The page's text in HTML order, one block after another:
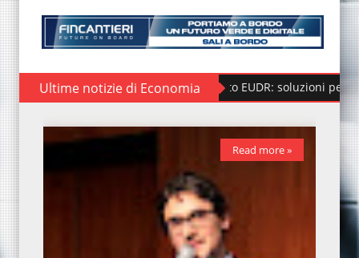
Ultime notizie di Economia
Regolamento EUDR: soluzioni per la nuova
Read more »